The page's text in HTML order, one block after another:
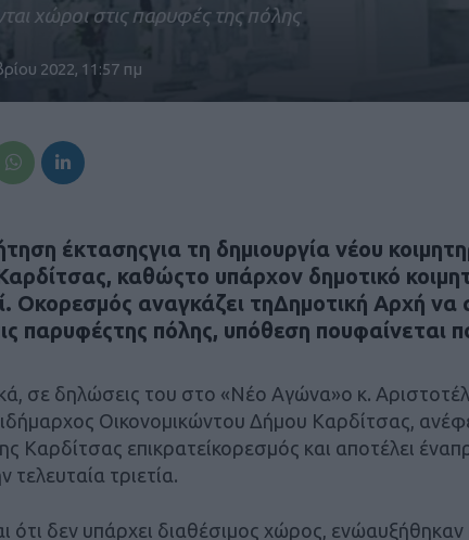
χώροι στις παρυφές της πόλης
2022, 11:57 πμ
έκτασηςγια τη δημιουργία νέου
καθώςτο υπάρχον δημοτικό
Οκορεσμός αναγκάζει τηΔημοτική Αρχή να
παρυφέςτης πόλης, υπόθεση πουφαίνεται
σε δηλώσεις του στο «Νέο Αγώνα»ο κ.
Οικονομικώντου Δήμου Καρδίτσας,
Καρδίτσας επικρατείκορεσμός και αποτέλει
τελευταία τριετία.
ότι δεν υπάρχει διαθέσιμος χώρος, ενώαυξήθηκαν